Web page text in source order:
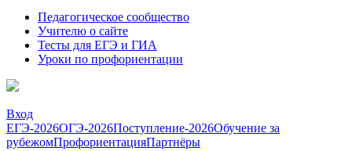
Педагогическое сообщество
Учителю о сайте
Тесты для ЕГЭ и ГИА
Уроки по профориентации
Вход
ЕГЭ-2026ОГЭ-2026Поступление-2026Обучение за
рубежомПрофориентацияПартнёры